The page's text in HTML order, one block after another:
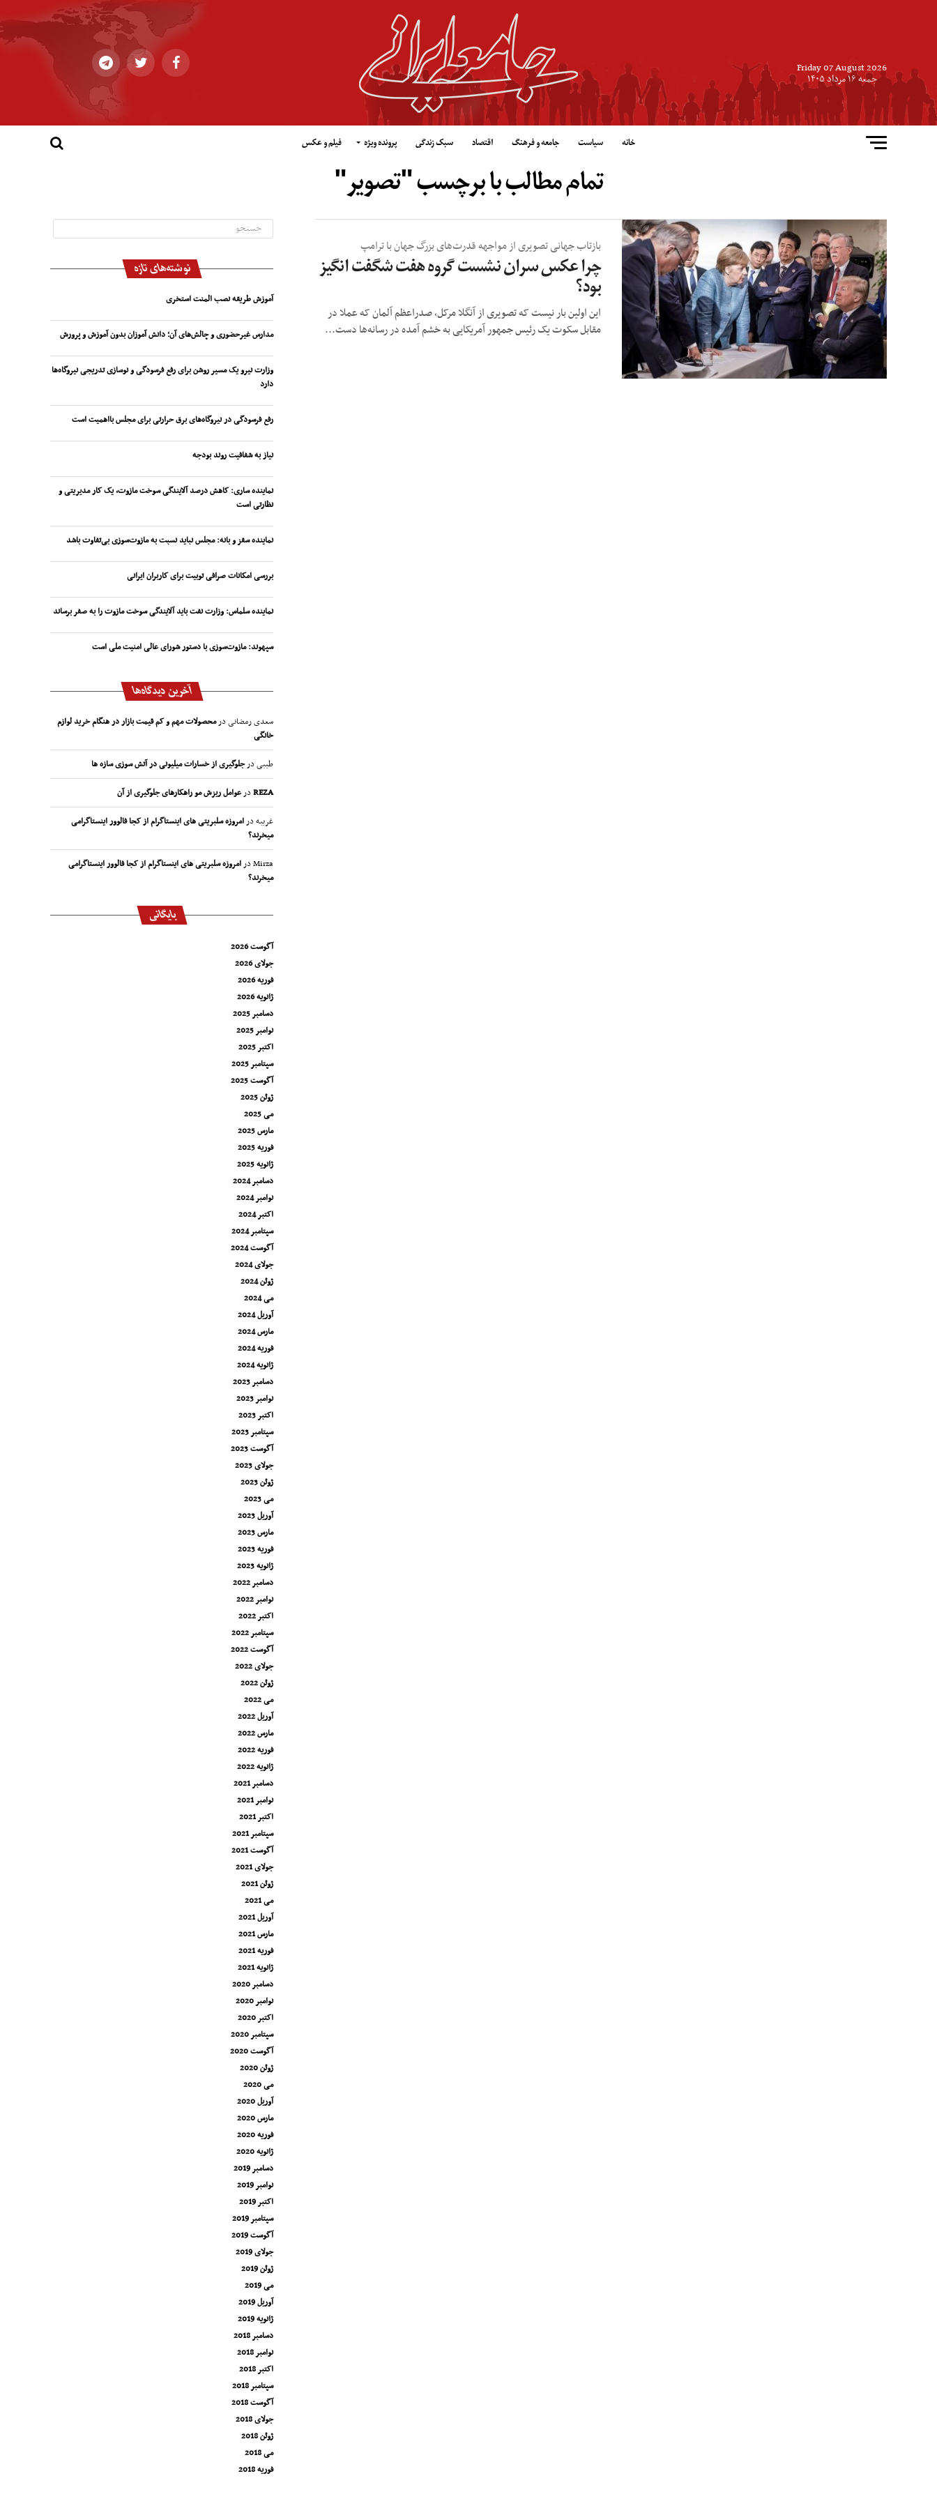
Friday 07 August 2026
جمعه ۱۶ مرداد ۱۴۰۵
خانه سیاست جامعه و فرهنگ اقتصاد سبک زندگی پرونده ویژه فیلم و عکس
تمام مطالب با برچسب "تصویر"
بازتاب جهانی تصویری از مواجهه قدرت‌های بزرگ جهان با ترامپ
چرا عکس سران نشست گروه هفت شگفت انگیز
بود؟
این اولین بار نیست که تصویری از آنگلا مرکل، صدراعظم آلمان که عملا در
مقابل سکوت یک رئیس جمهور آمریکایی به خشم آمده در رسانه‌ها دست...
نوشته‌های تازه
آموزش طریقه نصب المنت استخری
مدارس غیرحضوری و چالش‌های آن؛ دانش آموزان بدون آموزش و پرورش
وزارت نیرو یک مسیر روشن برای رفع فرسودگی و نوسازی تدریجی نیروگاه‌ها
دارد
رفع فرسودگی در نیروگاه‌های برق حرارتی برای مجلس بااهمیت است
نیاز به شفافیت روند بودجه
نماینده ساری: کاهش درصد آلایندگی سوخت مازوت، یک کار مدیریتی و
نظارتی است
نماینده سقز و بانه: مجلس نباید نسبت به مازوت‌سوزی بی‌تفاوت باشد
بررسی امکانات صرافی توبیت برای کاربران ایرانی
نماینده سلماس: وزارت نفت باید آلایندگی سوخت مازوت را به صفر برساند
سپهوند:‌ مازوت‌سوزی با دستور شورای عالی امنیت ملی است
آخرین دیدگاه‌ها
سعدی رمضانیدرمحصولات مهم و کم قیمت بازار در هنگام خرید لوازم
خانگی
طیبیدرجلوگیری از خسارات میلیونی در آتش سوزی سازه ها
REZAدرعوامل ریزش مو راهکارهای جلوگیری از آن
غریبهدرامروزه سلبریتی های اینستاگرام از کجا فالوور اینستاگرامی
میخرند؟
Mirzaدرامروزه سلبریتی های اینستاگرام از کجا فالوور اینستاگرامی
میخرند؟
بایگانی
آگوست 2026
جولای 2026
فوریه 2026
ژانویه 2026
دسامبر 2025
نوامبر 2025
اکتبر 2025
سپتامبر 2025
آگوست 2025
ژوئن 2025
می 2025
مارس 2025
فوریه 2025
ژانویه 2025
دسامبر 2024
نوامبر 2024
اکتبر 2024
سپتامبر 2024
آگوست 2024
جولای 2024
ژوئن 2024
می 2024
آوریل 2024
مارس 2024
فوریه 2024
ژانویه 2024
دسامبر 2023
نوامبر 2023
اکتبر 2023
سپتامبر 2023
آگوست 2023
جولای 2023
ژوئن 2023
می 2023
آوریل 2023
مارس 2023
فوریه 2023
ژانویه 2023
دسامبر 2022
نوامبر 2022
اکتبر 2022
سپتامبر 2022
آگوست 2022
جولای 2022
ژوئن 2022
می 2022
آوریل 2022
مارس 2022
فوریه 2022
ژانویه 2022
دسامبر 2021
نوامبر 2021
اکتبر 2021
سپتامبر 2021
آگوست 2021
جولای 2021
ژوئن 2021
می 2021
آوریل 2021
مارس 2021
فوریه 2021
ژانویه 2021
دسامبر 2020
نوامبر 2020
اکتبر 2020
سپتامبر 2020
آگوست 2020
ژوئن 2020
می 2020
آوریل 2020
مارس 2020
فوریه 2020
ژانویه 2020
دسامبر 2019
نوامبر 2019
اکتبر 2019
سپتامبر 2019
آگوست 2019
جولای 2019
ژوئن 2019
می 2019
آوریل 2019
ژانویه 2019
دسامبر 2018
نوامبر 2018
اکتبر 2018
سپتامبر 2018
آگوست 2018
جولای 2018
ژوئن 2018
می 2018
فوریه 2018